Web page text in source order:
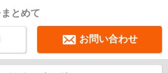
とめて
お問い合わせ